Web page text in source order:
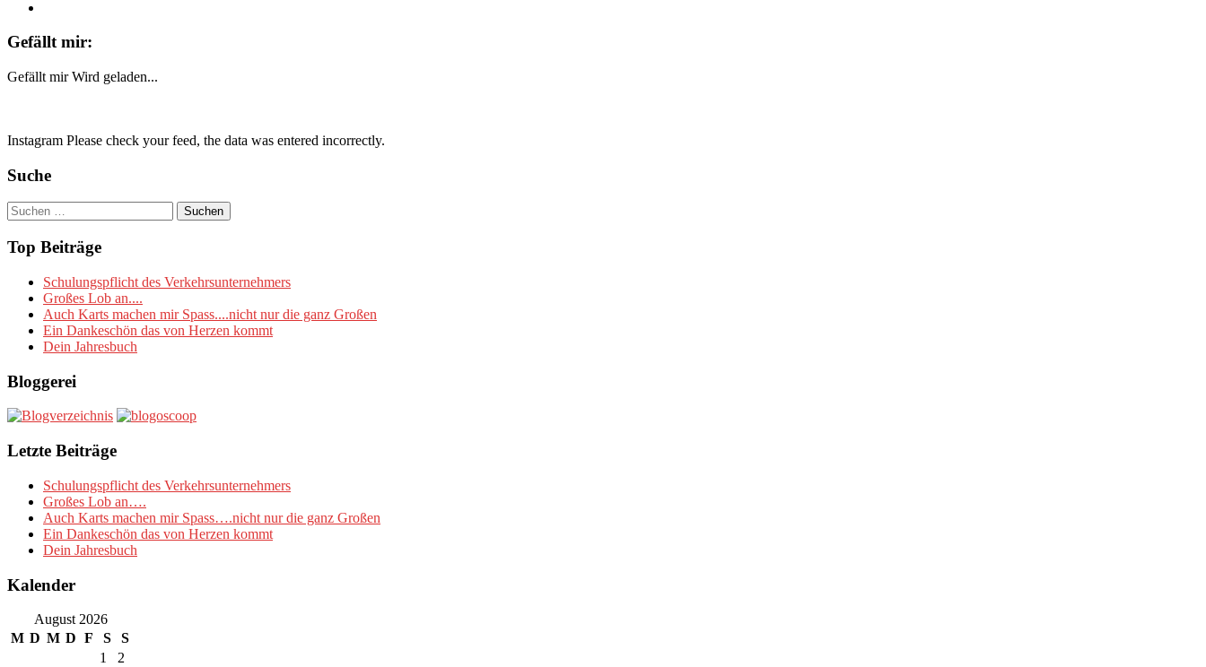
Gefällt mir:
Gefällt mir Wird geladen...
Instagram Please check your feed, the data was entered incorrectly.
Suche
Suchen
nach:
Top Beiträge
Schulungspflicht des Verkehrsunternehmers
Großes Lob an....
Auch Karts machen mir Spass....nicht nur die ganz Großen
Ein Dankeschön das von Herzen kommt
Dein Jahresbuch
Bloggerei
Letzte Beiträge
Schulungspflicht des Verkehrsunternehmers
Großes Lob an….
Auch Karts machen mir Spass….nicht nur die ganz Großen
Ein Dankeschön das von Herzen kommt
Dein Jahresbuch
Kalender
August 2026
M D M D F S
S
1
2